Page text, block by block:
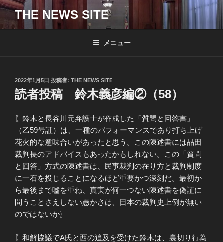
コ
テ
THE NEWS SITE
メニュー
投
稿
日:
2022年1月5日 投稿者: THE NEWS SITE
読者投稿 鈴木義彦編②（58）
〖鈴木と長谷川元弁護士が作成した「質問と回答書」
（乙59号証）は、一種のパフォーマンスであり打ち上げ
花火的な意味合いがあったと思う。この陳述書には品田
裁判長のアドバイスもあったかもしれない。この「質問
と回答」方式の陳述書は、民事裁判の在り方と裁判制度
に一石を投じることになるほど重要かつ深刻だ。最初か
ら最後まで嘘を重ね、真実が何一つない陳述書を偽証に
問うことさえしない愚かさは、日本の裁判史上例が無い
のではないか〗
〖和解協議でA氏と西の追及を受けた鈴木は、裏切り行為